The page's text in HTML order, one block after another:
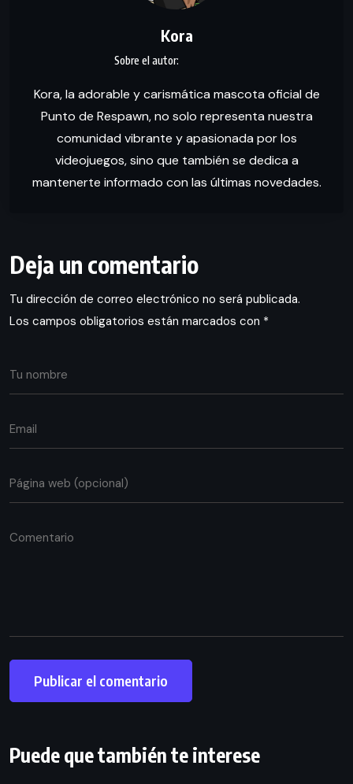
Kora
Kora, la adorable y carismática mascota oficial de
Punto de Respawn, no solo representa nuestra
comunidad vibrante y apasionada por los
videojuegos, sino que también se dedica a
mantenerte informado con las últimas novedades.
Deja un comentario
Tu dirección de correo electrónico no será publicada.
Los campos obligatorios están marcados con *
Puede que también te interese